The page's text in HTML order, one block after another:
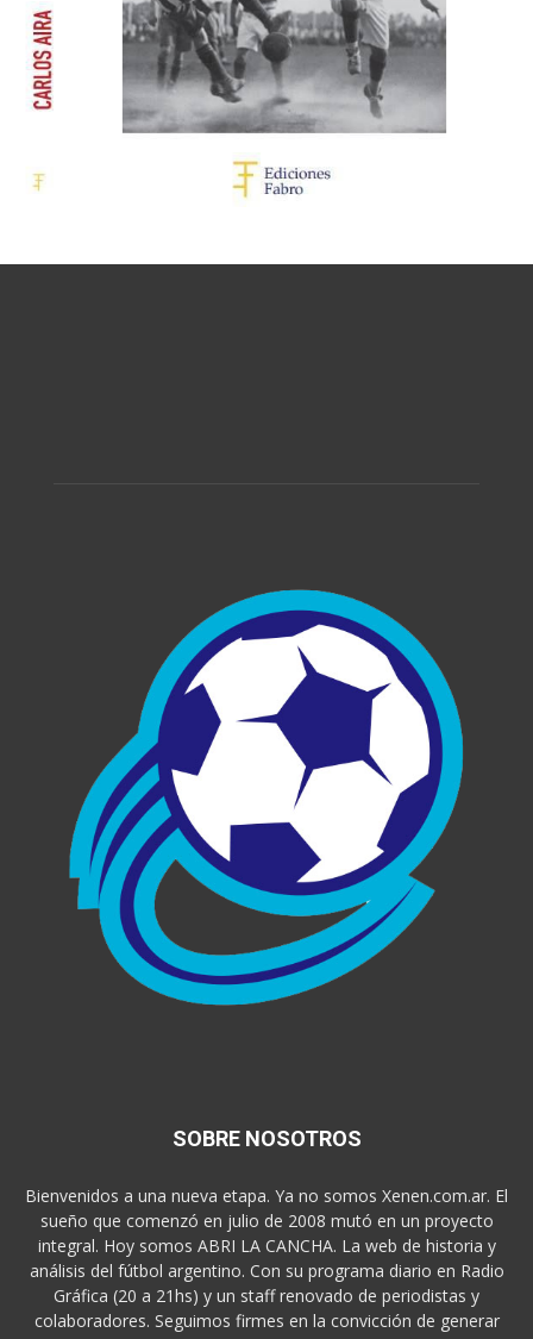
SOBRE NOSOTROS
Bienvenidos a una nueva etapa. Ya no somos Xenen.com.ar. El
sueño que comenzó en julio de 2008 mutó en un proyecto
integral. Hoy somos ABRI LA CANCHA. La web de historia y
análisis del fútbol argentino. Con su programa diario en Radio
Gráfica (20 a 21hs) y un staff renovado de periodistas y
colaboradores. Seguimos firmes en la convicción de generar